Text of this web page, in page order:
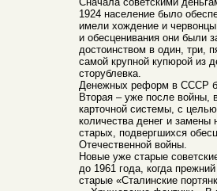
1924 население было
имели хождение и
и обесценивания они были
достоинством в один, три,
самой крупной купюрой из
сторублевка.
Денежных реформ в СССР
Вторая – уже после войны,
карточной системы, с
количества денег и
старых, подвергшихся
Отечественной войны.
Новые уже старые
до 1961 года, когда
старые «Сталинские